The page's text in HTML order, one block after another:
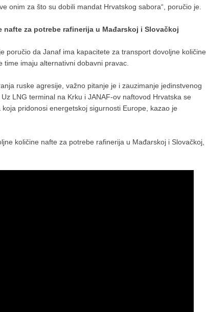
onim za što su dobili mandat Hrvatskog sabora“, poručio je.
za potrebe rafinerija u Mađarskoj i Slovačkoj
poručio da Janaf ima kapacitete za transport dovoljne količine
imaju alternativni dobavni pravac.
ruske agresije, važno pitanje je i zauzimanje jedinstvenog
LNG terminal na Krku i JANAF-ov naftovod Hrvatska se
pridonosi energetskoj sigurnosti Europe, kazao je
količine nafte za potrebe rafinerija u Mađarskoj i Slovačkoj,